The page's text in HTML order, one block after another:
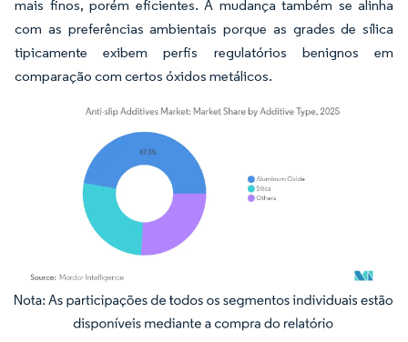
mais finos, porém eficientes. A mudança também se alinha
com as preferências ambientais porque as grades de sílica
tipicamente exibem perfis regulatórios benignos em
comparação com certos óxidos metálicos.
Imagem © Mordor Intelligence. O reuso requer atribuição conforme CC BY 4.0.